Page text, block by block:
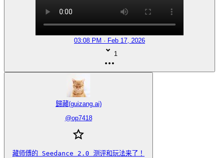
03:08 PM · Feb 17, 2026
1
歸藏(guizang.ai)
@op7418
藏师傅的 Seedance 2.0 测评和玩法来了！